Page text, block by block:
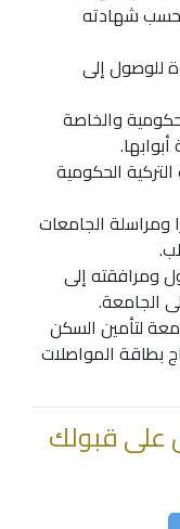
شهادته
للوصول إلى
والخاصة
الحكومية
ومراسلة الجامعات
ومرافقته إلى
الجامعة.
لتأمين السكن
بطاقة المواصلات
على قبولك